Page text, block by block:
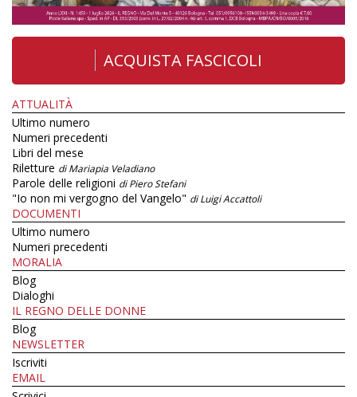
ACQUISTA FASCICOLI
ATTUALITÀ
Ultimo numero
Numeri precedenti
Libri del mese
Riletture di Mariapia Veladiano
Parole delle religioni di Piero Stefani
"Io non mi vergogno del Vangelo" di Luigi Accattoli
DOCUMENTI
Ultimo numero
Numeri precedenti
MORALIA
Blog
Dialoghi
IL REGNO DELLE DONNE
Blog
NEWSLETTER
Iscriviti
EMAIL